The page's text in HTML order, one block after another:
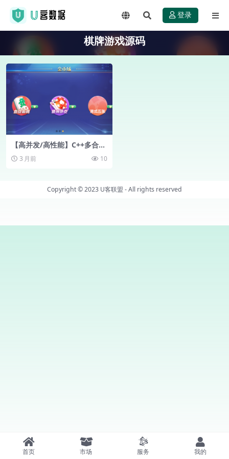
登录
棋牌游戏源码
【高并发/高性能】C++多合一
之作，助您快速构建顶级棋牌
3 月前 10
Copyright © 2023 U客联盟 - All rights reserved
首页 市场 服务 我的